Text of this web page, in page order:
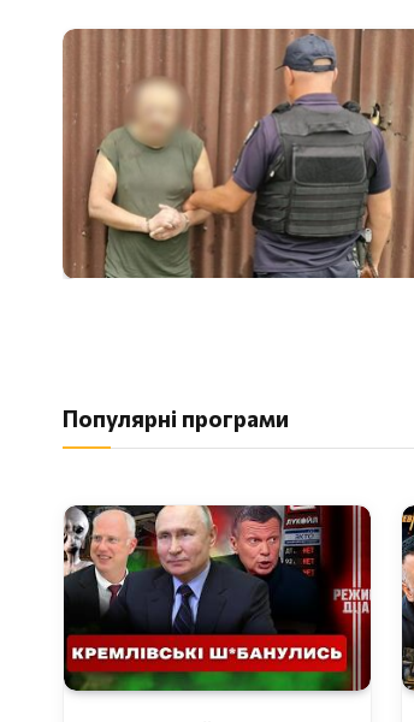
Популярні програми